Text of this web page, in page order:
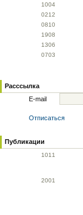
1004
0212
0810
1908
1306
0703
Расссылка
E-mail
Отписаться
Публикации
1011
2001